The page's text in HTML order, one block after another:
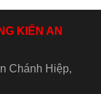
KIẾN AN
Chánh Hiệp,